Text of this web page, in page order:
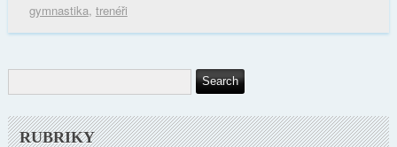
gymnastika, trenéři
RUBRIKY